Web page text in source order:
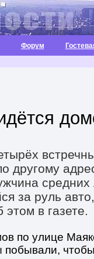
Форум
другому
средних
за руль
этом в газете.
по улице
побывали,